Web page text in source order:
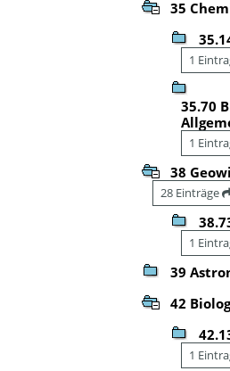
35
1
35.70
1
38
28 Einträge
1
39
42
1